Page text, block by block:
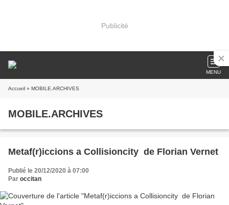
Publicité
MENU
Accueil » MOBILE.ARCHIVES
MOBILE.ARCHIVES
Metaf(r)iccions a Collisioncity de Florian Vernet
Publié le 20/12/2020 à 07:00
Par occitan